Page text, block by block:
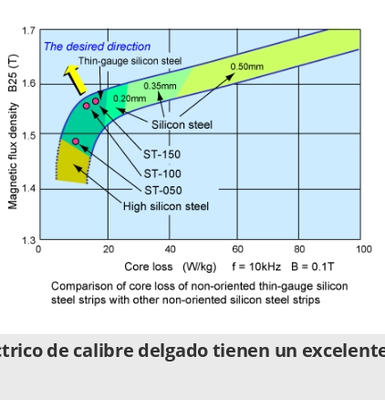
de calibre delgado tienen un